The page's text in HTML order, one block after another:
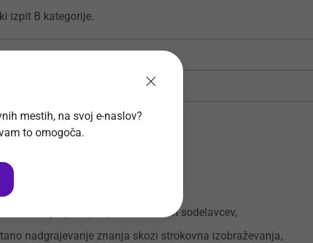
izpit B kategorije.
delovnik,
zaposlitev in dolgoročna varnost,
uvajanje in podpora izkušenih sodelavcev,
nadgrajevanje znanja skozi strokovna izobraževanja,
mestih, na svoj e-naslov?
to omogoča.